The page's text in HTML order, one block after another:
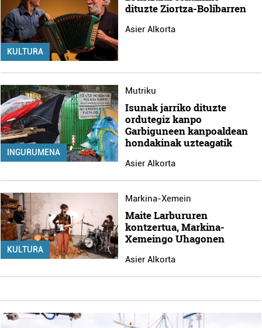
KULTURA
dituzte Ziortza-Bolibarren
Asier Alkorta
INGURUMENA
Mutriku
Isunak jarriko dituzte
ordutegiz kanpo
Garbiguneen kanpoaldean
hondakinak uzteagatik
Asier Alkorta
KULTURA
Markina-Xemein
Maite Larbururen
kontzertua, Markina-
Xemeingo Uhagonen
Asier Alkorta